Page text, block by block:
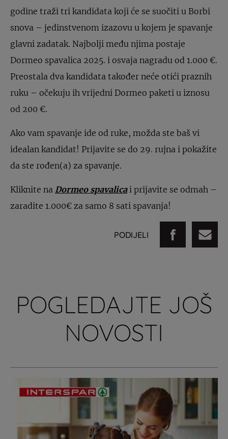
godine traži tri kandidata koji će se suočiti u Borbi
snova – jedinstvenom izazovu u kojem je spavanje
glavni zadatak. Najbolji među njima postaje
Dormeo spavalica 2025. i osvaja nagradu od 1.000 €.
Preostala dva kandidata također neće otići praznih
ruku – očekuju ih vrijedni Dormeo paketi u iznosu
od 200 €.
Ako vam spavanje ide od ruke, možda ste baš vi
idealan kandidat! Prijavite se do 29. rujna i pokažite
da ste rođen(a) za spavanje.
Kliknite na Dormeo spavalicai prijavite se odmah –
zaradite 1.000€ za samo 8 sati spavanja!
PODIJELI
POGLEDAJTE JOŠ
NOVOSTI